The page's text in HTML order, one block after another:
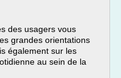
des usagers vous
grandes orientations
également sur les
au sein de la